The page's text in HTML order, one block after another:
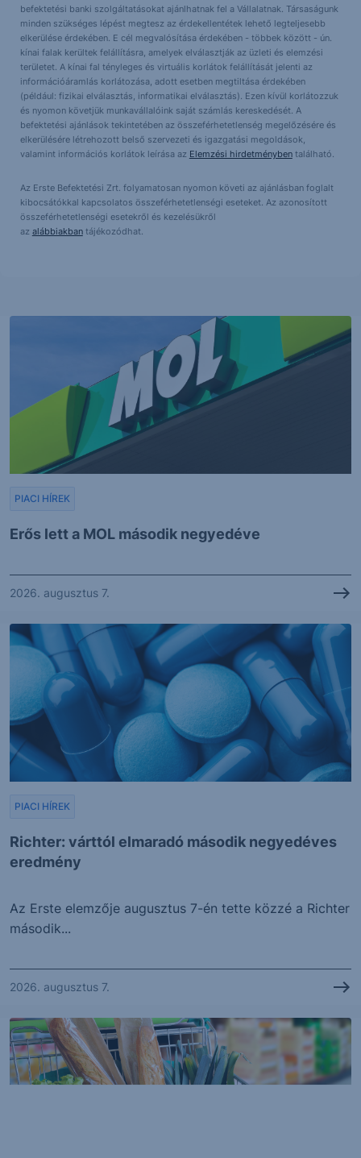
befektetési banki szolgáltatásokat ajánlhatnak fel a Vállalatnak. Társaságunk
minden szükséges lépést megtesz az érdekellentétek lehető legteljesebb
elkerülése érdekében. E cél megvalósítása érdekében - többek között - ún.
kínai falak kerültek felállításra, amelyek elválasztják az üzleti és elemzési
területet. A kínai fal tényleges és virtuális korlátok felállítását jelenti az
információáramlás korlátozása, adott esetben megtiltása érdekében
(például: fizikai elválasztás, informatikai elválasztás). Ezen kívül korlátozzuk
és nyomon követjük munkavállalóink saját számlás kereskedését. A
befektetési ajánlások tekintetében az összeférhetetlenség megelőzésére és
elkerülésére létrehozott belső szervezeti és igazgatási megoldások,
valamint információs korlátok leírása az Elemzési hirdetménybentalálható.
Az Erste Befektetési Zrt. folyamatosan nyomon követi az ajánlásban foglalt
kibocsátókkal kapcsolatos összeférhetetlenségi eseteket. Az azonosított
összeférhetetlenségi esetekről és kezelésükről
az alábbiakbantájékozódhat.
Erős lett a MOL második negyedéve
PIACI HÍREK
2026. augusztus 7.
Richter: várttól elmaradó második negyedéves
eredmény
PIACI HÍREK
Az Erste elemzője augusztus 7-én tette közzé a Richter
második...
2026. augusztus 7.